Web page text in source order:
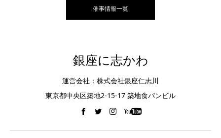
催事情報一覧
銀座に志かわ
運営会社：株式会社銀座仁志川
東京都中央区築地2-15-17 築地食パンビル